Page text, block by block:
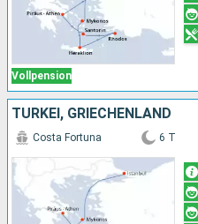
Vollpension
TÜRKEI, GRIECHENLAND
Costa Fortuna 6 T